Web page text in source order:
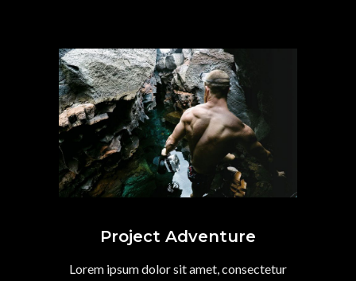
Project Adventure
Lorem ipsum dolor sit amet, consectetur